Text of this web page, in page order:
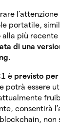
portatile,
alla più
di una
.
è previsto
potrà essere
consentirà
non